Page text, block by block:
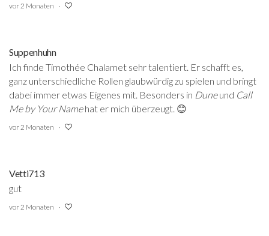
vor 2 Monaten
Suppenhuhn
Ich finde Timothée Chalamet sehr talentiert. Er schafft es,
ganz unterschiedliche Rollen glaubwürdig zu spielen und bringt
dabei immer etwas Eigenes mit. Besonders in Duneund Call
Me by Your Namehat er mich überzeugt. 😊
vor 2 Monaten
Vetti713
gut
vor 2 Monaten